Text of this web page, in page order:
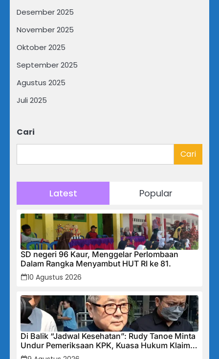
Desember 2025
November 2025
Oktober 2025
September 2025
Agustus 2025
Juli 2025
Cari
Cari
Latest Popular
SD negeri 96 Kaur, Menggelar Perlombaan
Dalam Rangka Menyambut HUT RI ke 81.
10 Agustus 2026
Di Balik “Jadwal Kesehatan”: Rudy Tanoe Minta
Undur Pemeriksaan KPK, Kuasa Hukum Klaim
Kooperatif Meski Status Tersangka Mengintai